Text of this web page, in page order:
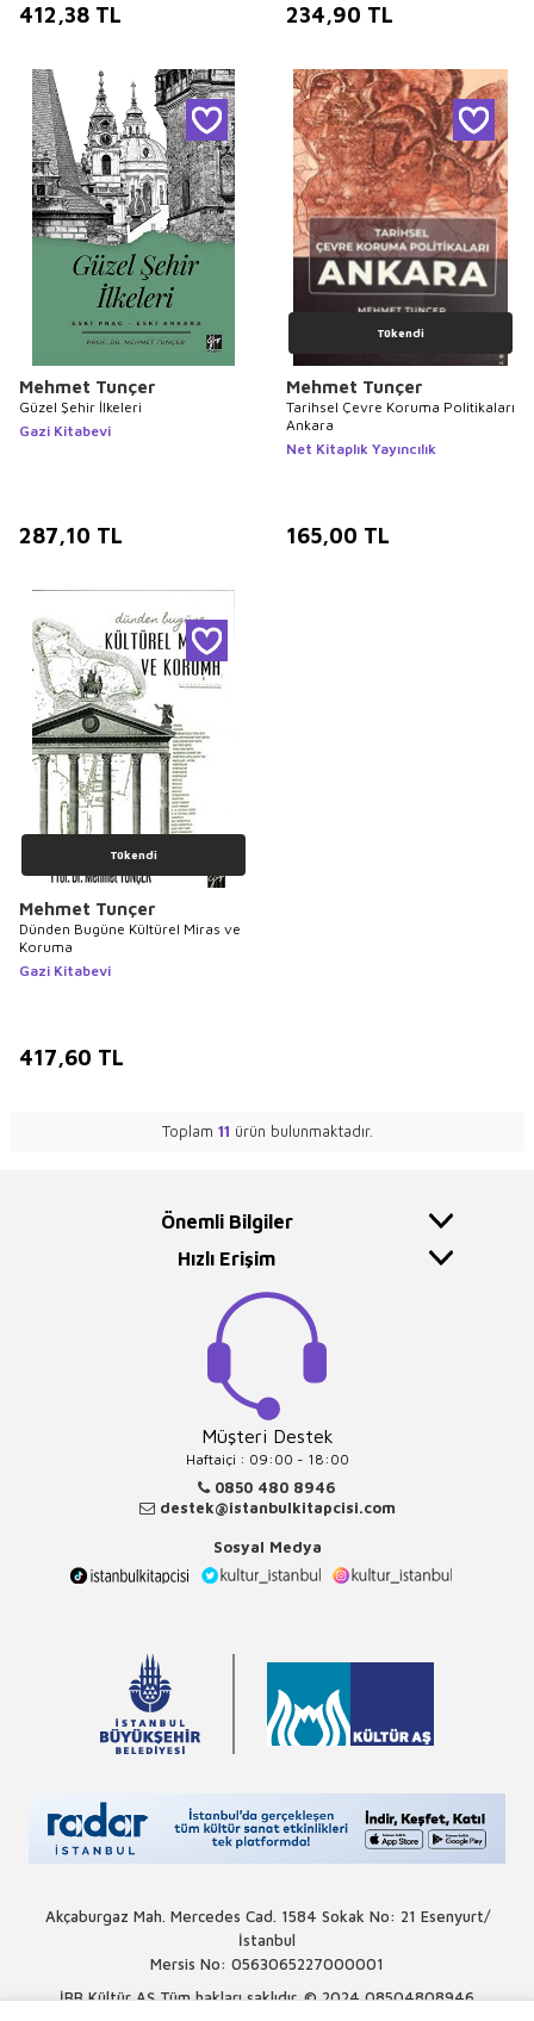
412,38 TL 234,90 TL
Mehmet Tunçer
Güzel Şehir İlkeleri
Gazi Kitabevi
287,10 TL
Tükendi
Mehmet Tunçer
Tarihsel Çevre Koruma Politikaları
Ankara
Net Kitaplık Yayıncılık
165,00 TL
Tükendi
Mehmet Tunçer
Dünden Bugüne Kültürel Miras ve
Koruma
Gazi Kitabevi
417,60 TL
Toplam 11 ürün bulunmaktadır.
Önemli Bilgiler
Hızlı Erişim
Müşteri Destek
Haftaiçi : 09:00 - 18:00
0850 480 8946
destek@istanbulkitapcisi.com
Sosyal Medya
Akçaburgaz Mah. Mercedes Cad. 1584 Sokak No: 21 Esenyurt/
İstanbul
Mersis No: 0563065227000001
İBB Kültür AŞ Tüm hakları saklıdır. © 2024 08504808946